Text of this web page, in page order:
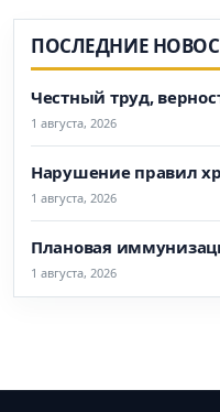
ПОСЛЕДНИЕ
Честный труд,
1 августа, 2026
Нарушение правил
1 августа, 2026
Плановая
1 августа, 2026